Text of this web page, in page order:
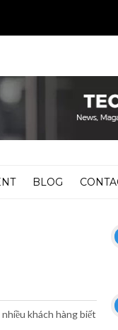
BLOG
khách hàng biết